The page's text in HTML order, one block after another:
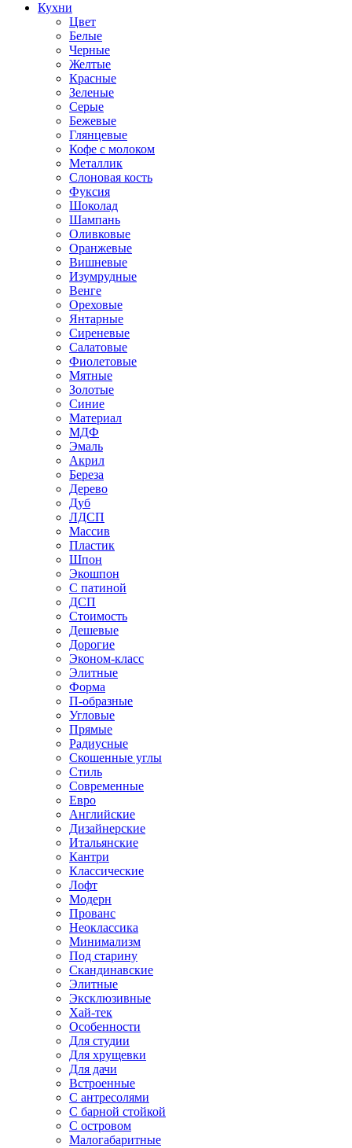
Кухни
Цвет
Белые
Черные
Желтые
Красные
Зеленые
Серые
Бежевые
Глянцевые
Кофе с молоком
Металлик
Слоновая кость
Фуксия
Шоколад
Шампань
Оливковые
Оранжевые
Вишневые
Изумрудные
Венге
Ореховые
Янтарные
Сиреневые
Салатовые
Фиолетовые
Мятные
Золотые
Синие
Материал
МДФ
Эмаль
Акрил
Береза
Дерево
Дуб
ЛДСП
Массив
Пластик
Шпон
Экошпон
С патиной
ДСП
Стоимость
Дешевые
Дорогие
Эконом-класс
Элитные
Форма
П-образные
Угловые
Прямые
Радиусные
Скошенные углы
Стиль
Современные
Евро
Английские
Дизайнерские
Итальянские
Кантри
Классические
Лофт
Модерн
Прованс
Неоклассика
Минимализм
Под старину
Скандинавские
Элитные
Эксклюзивные
Хай-тек
Особенности
Для студии
Для хрущевки
Для дачи
Встроенные
С антресолями
С барной стойкой
С островом
Малогабаритные